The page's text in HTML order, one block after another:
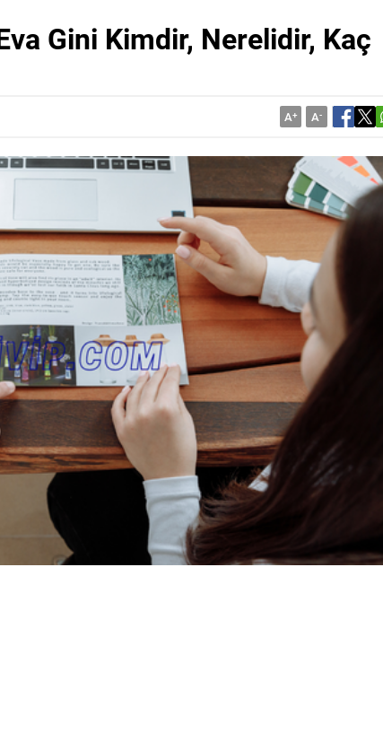
Gini Kimdir, Nerelidir, Kaç
A+ A-